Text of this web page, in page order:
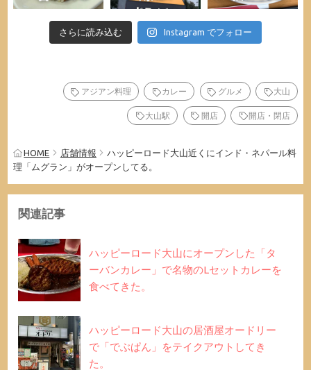
さらに読み込む Instagram でフォロー
アジアン料理 カレー グルメ 大山
大山駅 開店 開店・閉店
HOME 店舗情報
ハッピーロード大山近くにインド・ネパール料
理「ムグラン」がオープンしてる。
関連記事
ハッピーロード大山にオープンした「タ
ーバンカレー」で名物のLセットカレーを
食べてきた。
ハッピーロード大山の居酒屋オードリー
で「でぶぱん」をテイクアウトしてき
た。